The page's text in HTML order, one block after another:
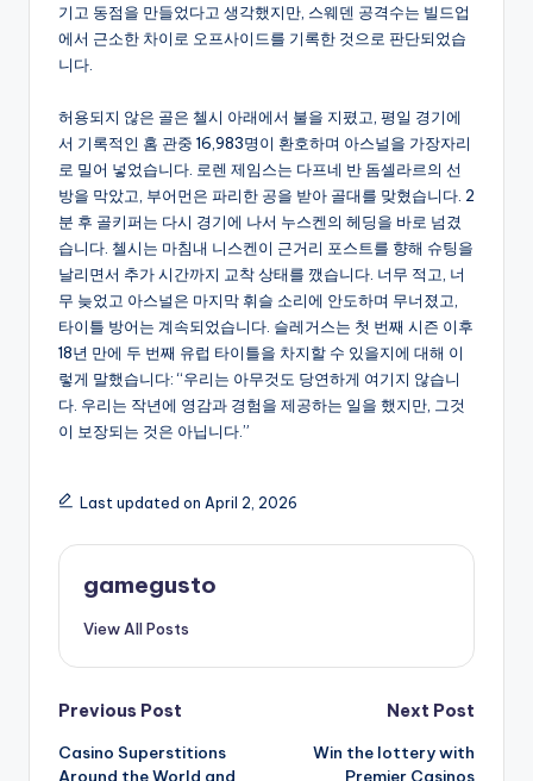
기고 동점을 만들었다고 생각했지만, 스웨덴 공격수는 빌드업
에서 근소한 차이로 오프사이드를 기록한 것으로 판단되었습
니다.
허용되지 않은 골은 첼시 아래에서 불을 지폈고, 평일 경기에
서 기록적인 홈 관중 16,983명이 환호하며 아스널을 가장자리
로 밀어 넣었습니다. 로렌 제임스는 다프네 반 돔셀라르의 선
방을 막았고, 부어먼은 파리한 공을 받아 골대를 맞혔습니다. 2
분 후 골키퍼는 다시 경기에 나서 누스켄의 헤딩을 바로 넘겼
습니다. 첼시는 마침내 니스켄이 근거리 포스트를 향해 슈팅을
날리면서 추가 시간까지 교착 상태를 깼습니다. 너무 적고, 너
무 늦었고 아스널은 마지막 휘슬 소리에 안도하며 무너졌고,
타이틀 방어는 계속되었습니다. 슬레거스는 첫 번째 시즌 이후
18년 만에 두 번째 유럽 타이틀을 차지할 수 있을지에 대해 이
렇게 말했습니다: “우리는 아무것도 당연하게 여기지 않습니
다. 우리는 작년에 영감과 경험을 제공하는 일을 했지만, 그것
이 보장되는 것은 아닙니다.”
Last updated on April 2, 2026
gamegusto
View All Posts
Post
navigation
Previous Post
Casino Superstitions
Around the World and
Next Post
Win the lottery with
Premier Casinos